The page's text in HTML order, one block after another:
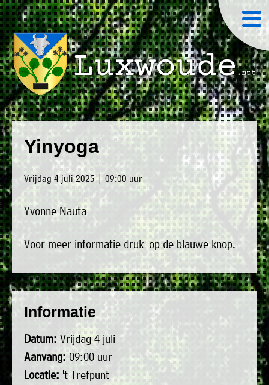
Yinyoga
Vrijdag 4 juli 2025 | 09:00 uur
Yvonne Nauta
Voor meer informatie druk op de blauwe knop.
Informatie
Datum: Vrijdag 4 juli
Aanvang: 09:00 uur
Locatie: 't Trefpunt
»
Home
»
Welkom
Nieuws
Agenda
Verenigingen
»
Bedrijven
Plaatselijk
belang
Luxwoude.net
website@luxwoude.net
Plaatselijk
belang
moment
bestaat
het
uit
de
volgende
Voorzitter
vacant
Michiel